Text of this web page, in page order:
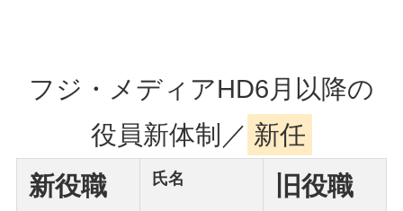
フジ・メディアHD6月以降の
役員新体制／ 新任
新役職
氏名
旧役職